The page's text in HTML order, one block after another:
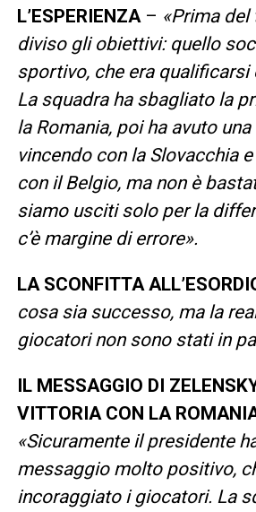
L’ESPERIENZA– «Prima
diviso gli obiettivi: quello
sportivo, che era qualificarsi
La squadra ha sbagliato la
la Romania, poi ha avuto
vincendo con la Slovacchia
con il Belgio, ma non è
siamo usciti solo per la
c’è margine di errore».
LA SCONFITTA
cosa sia successo, ma la
giocatori non sono stati in
IL MESSAGGIO DI
VITTORIA CON LA
«Sicuramente il presidente
messaggio molto positivo,
incoraggiato i giocatori. La